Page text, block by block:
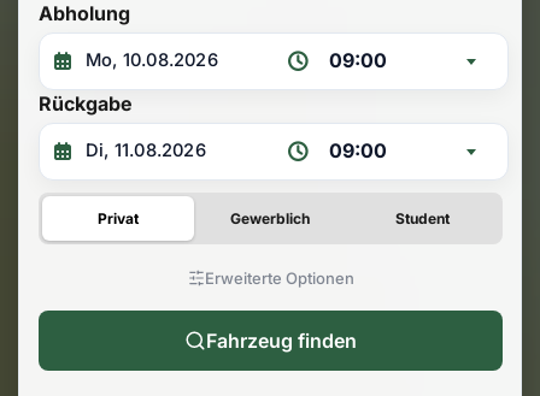
Abholung
09:00
Rückgabe
09:00
Privat Gewerblich Student
Erweiterte Optionen
Fahrzeug finden